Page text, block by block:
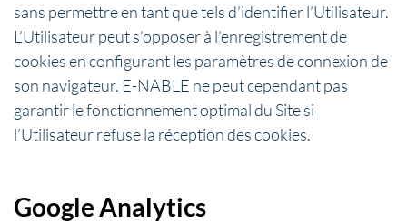
sans permettre en tant que tels d’identifier l’Utilisateur.
L’Utilisateur peut s’opposer à l’enregistrement de
cookies en configurant les paramètres de connexion de
son navigateur. E-NABLE ne peut cependant pas
garantir le fonctionnement optimal du Site si
l’Utilisateur refuse la réception des cookies.
Google Analytics